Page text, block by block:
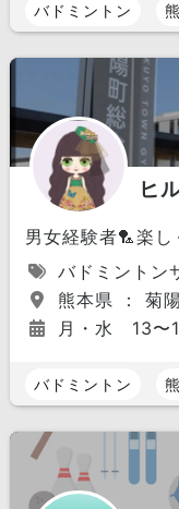
バドミントン
ヒ
男女経験者🏸楽
バドミントン
熊本県 ： 菊
月・水 13〜
バドミントン